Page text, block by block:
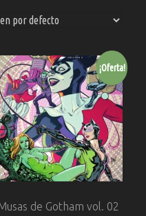
¡Oferta!
de Gotham vol. 02